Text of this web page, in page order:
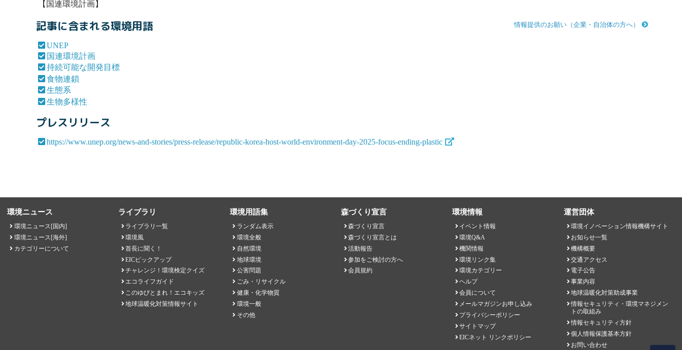
【 国連環境計画】
情報提供のお願い（企業・自治体の方へ）
記事に含まれる環境用語
UNEP
国連環境計画
持続可能な開発目標
食物連鎖
生態系
生物多様性
プレスリリース
https://www.unep.org/news-and-stories/press-release/republic-korea-host-world-environment-day-2025-focus-ending-plastic
環境ニュース
環境ニュース[国内]
環境ニュース[海外]
カテゴリーについて
ライブラリ
ライブラリ一覧
環境風
首長に聞く！
EICピックアップ
チャレンジ！環境検定クイズ
エコライフガイド
このゆびとまれ！エコキッズ
地球温暖化対策情報サイト
環境用語集
ランダム表示
環境全般
自然環境
地球環境
公害問題
ごみ・リサイクル
健康・化学物質
環境一般
その他
森づくり宣言
森づくり宣言
森づくり宣言とは
活動報告
参加をご検討の方へ
会員規約
環境情報
イベント情報
環境Q&A
機関情報
環境リンク集
環境カテゴリー
ヘルプ
会員について
メールマガジンお申し込み
プライバシーポリシー
サイトマップ
EICネット リンクポリシー
運営団体
環境イノベーション情報機構サイト
お知らせ一覧
機構概要
交通アクセス
電子公告
事業内容
地球温暖化対策助成事業
情報セキュリティ・環境マネジメン
トの取組み
情報セキュリティ方針
個人情報保護基本方針
お問い合わせ